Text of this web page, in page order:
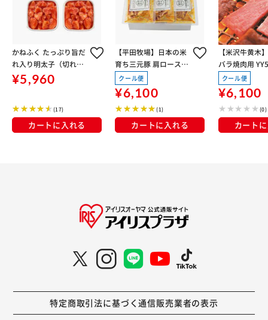
かねふく たっぷり旨だ
れ入り明太子（切れ
子） 4553 【時間指定
不可】【代引き不可】
¥5,960
(17)
カートに入れる
【平田牧場】日本の米
育ち三元豚 肩ロース特
製味噌漬けギフト 6枚
入 JHM-S06
クール便
¥6,100
(1)
カートに入れる
【米沢牛黄木
バラ焼肉用
引き不可】
クール便
¥6,100
(0)
カート
特定商取引法に基づく通信販売業者の表示